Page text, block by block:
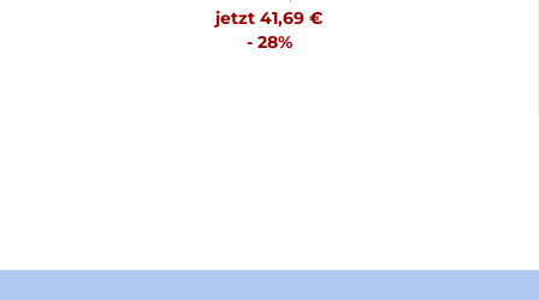
jetzt 41,69 €
- 28%